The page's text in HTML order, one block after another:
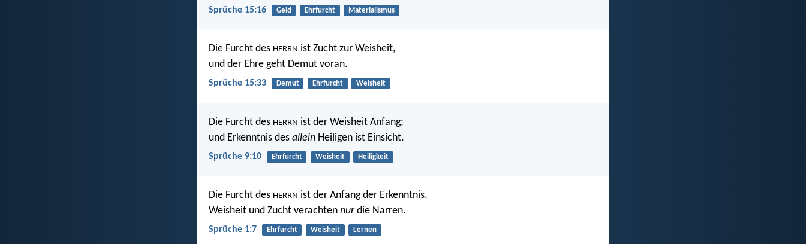
Sprüche 15:16 Geld Ehrfurcht Materialismus
Die Furcht des HERRN ist Zucht zur Weisheit,
und der Ehre geht Demut voran.
Sprüche 15:33 Demut Ehrfurcht Weisheit
Die Furcht des HERRN ist der Weisheit Anfang;
und Erkenntnis des allein Heiligen ist Einsicht.
Sprüche 9:10 Ehrfurcht Weisheit Heiligkeit
Die Furcht des HERRN ist der Anfang der Erkenntnis.
Weisheit und Zucht verachten nurdie Narren.
Sprüche 1:7 Ehrfurcht Weisheit Lernen